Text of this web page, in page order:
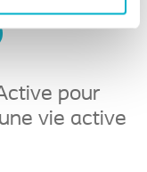
pour
vie active